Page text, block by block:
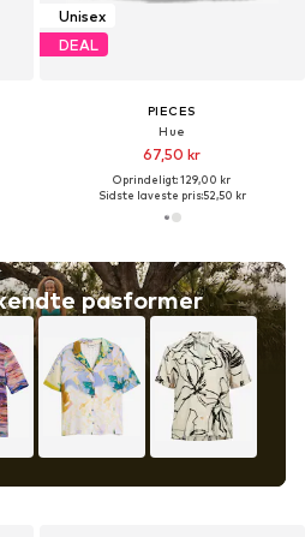
pasformer
Unisex
DEAL
PIECES
Hue
67,50 kr
Oprindeligt: 129,00 kr
Sidste laveste pris:52,50 kr